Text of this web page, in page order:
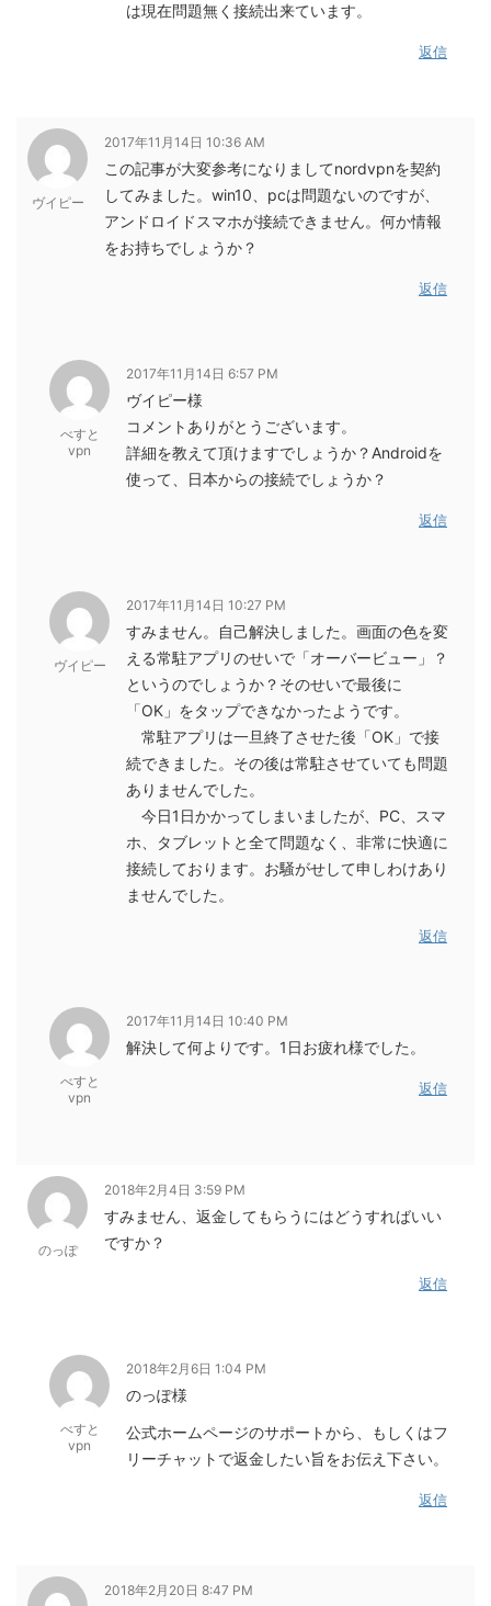
は現在問題無く接続出来ています。
返信
ヴイピー
2017年11月14日 10:36 AM
この記事が大変参考になりましてnordvpnを契約
してみました。win10、pcは問題ないのですが、
アンドロイドスマホが接続できません。何か情報
をお持ちでしょうか？
返信
べすと
vpn
2017年11月14日 6:57 PM
ヴイピー様
コメントありがとうございます。
詳細を教えて頂けますでしょうか？Androidを
使って、日本からの接続でしょうか？
返信
ヴイピー
2017年11月14日 10:27 PM
すみません。自己解決しました。画面の色を変
える常駐アプリのせいで「オーバービュー」？
というのでしょうか？そのせいで最後に
「OK」をタップできなかったようです。
常駐アプリは一旦終了させた後「OK」で接
続できました。その後は常駐させていても問題
ありませんでした。
今日1日かかってしまいましたが、PC、スマ
ホ、タブレットと全て問題なく、非常に快適に
接続しております。お騒がせして申しわけあり
ませんでした。
返信
べすと
vpn
2017年11月14日 10:40 PM
解決して何よりです。1日お疲れ様でした。
返信
のっぽ
2018年2月4日 3:59 PM
すみません、返金してもらうにはどうすればいい
ですか？
返信
べすと
vpn
2018年2月6日 1:04 PM
のっぽ様
公式ホームページのサポートから、もしくはフ
リーチャットで返金したい旨をお伝え下さい。
返信
2018年2月20日 8:47 PM